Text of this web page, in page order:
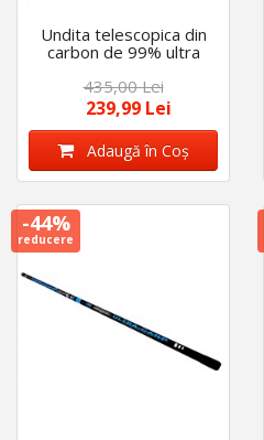
Undita telescopica din
carbon de 99% ultra
de 8m
435,00 Lei
239,99 Lei
Adaugă în Coş
-44%
reducere